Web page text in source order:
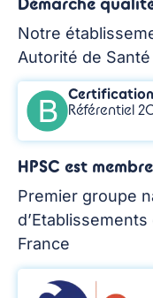
Notre
Autorité de Santé
Certification
Référentiel
HPSC est
Premier groupe
France